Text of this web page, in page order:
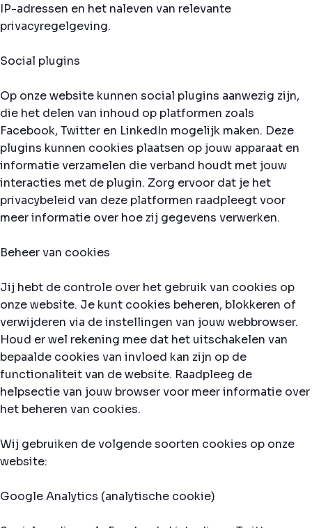
IP-adressen en het naleven van relevante
privacyregelgeving.
Social plugins
Op onze website kunnen social plugins aanwezig zijn,
die het delen van inhoud op platformen zoals
Facebook, Twitter en LinkedIn mogelijk maken. Deze
plugins kunnen cookies plaatsen op jouw apparaat en
informatie verzamelen die verband houdt met jouw
interacties met de plugin. Zorg ervoor dat je het
privacybeleid van deze platformen raadpleegt voor
meer informatie over hoe zij gegevens verwerken.
Beheer van cookies
Jij hebt de controle over het gebruik van cookies op
onze website. Je kunt cookies beheren, blokkeren of
verwijderen via de instellingen van jouw webbrowser.
Houd er wel rekening mee dat het uitschakelen van
bepaalde cookies van invloed kan zijn op de
functionaliteit van de website. Raadpleeg de
helpsectie van jouw browser voor meer informatie over
het beheren van cookies.
Wij gebruiken de volgende soorten cookies op onze
website:
Google Analytics (analytische cookie)